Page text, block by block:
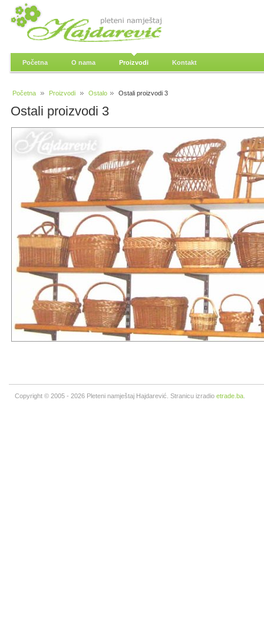
Početna O nama Proizvodi Kontakt
Početna Proizvodi Ostalo Ostali proizvodi 3
Ostali proizvodi 3
Copyright © 2005 - 2026 Pleteni namještaj Hajdarević. Stranicu izradio etrade.ba